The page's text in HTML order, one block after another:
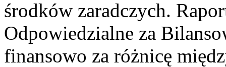
środków zaradczych.
Odpowiedzialne za
finansowo za różnicę